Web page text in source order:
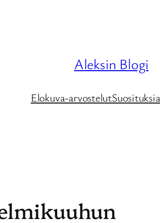
Aleksin Blogi
Elokuva-arvostelutSuosituksia